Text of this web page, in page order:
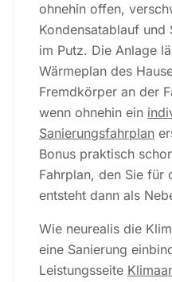
ohnehin offen,
Kondensatablauf
im Putz. Die Anlage
Wärmeplan des
Fremdkörper an der
wenn ohnehin ein
Sanierungsfahrplan
Bonus praktisch
Fahrplan, den Sie für
entsteht dann als
Wie neurealis die
eine Sanierung
Leistungsseite